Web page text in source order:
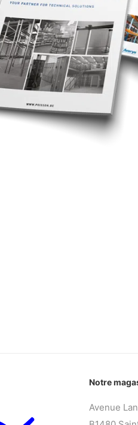
Notre
Avenue